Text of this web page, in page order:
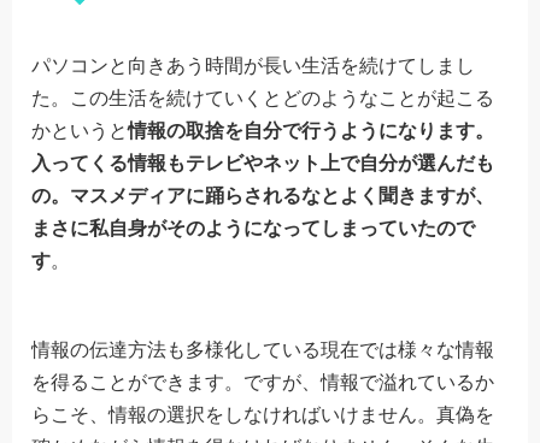
パソコンと向きあう時間が長い生活を続けてしまし
た。この生活を続けていくとどのようなことが起こる
かというと情報の取捨を自分で行うようになります。
入ってくる情報もテレビやネット上で自分が選んだも
の。マスメディアに踊らされるなとよく聞きますが、
まさに私自身がそのようになってしまっていたので
す。
情報の伝達方法も多様化している現在では様々な情報
を得ることができます。ですが、情報で溢れているか
らこそ、情報の選択をしなければいけません。真偽を